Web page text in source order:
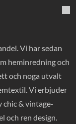
Vi har sedan
heminredning och
och noga utvalt
Vi erbjuder
& vintage-
och ren design.